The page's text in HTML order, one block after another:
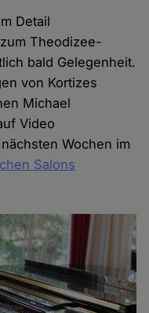
Detail
Theodizee-
bald Gelegenheit.
von Kortizes
Michael
Video
Wochen im
Salons